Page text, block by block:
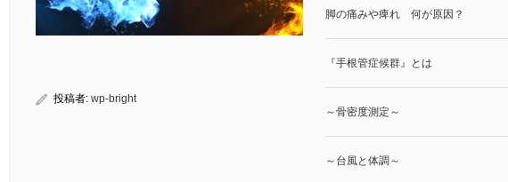
投稿者: wp-bright
脚の痛みや痺れ 何が原因？
『手根管症候群』とは
～骨密度測定～
～台風と体調～